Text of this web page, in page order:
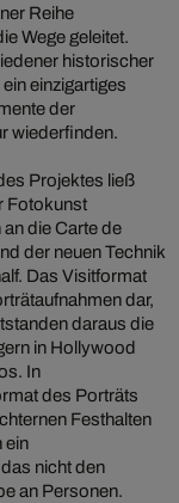
Reihe
Wege geleitet.
historischer
einzigartiges
der
wiederfinden.
Projektes ließ
Fotokunst
die Carte de
der neuen Technik
Das Visitformat
dar,
daraus die
in Hollywood
In
des Porträts
Festhalten
ein
nicht den
an Personen.